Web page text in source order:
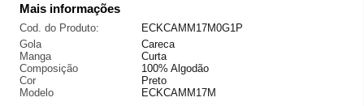
Mais informações
Cod. do Produto:
ECKCAMM17M0G1P
Gola
Careca
Manga
Curta
Composição
100% Algodão
Cor
Preto
Modelo
ECKCAMM17M